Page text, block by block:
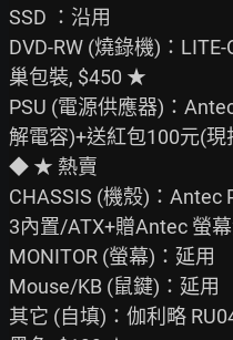
SSD ：沿用
DVD-RW (燒錄機)：
巢包裝, $450 ★
PSU (電源供應器)：
解電容)+送紅包100元(
◆ ★ 熱賣
CHASSIS (機殼)：
3內置/ATX+贈Antec 螢
MONITOR (螢幕)：延用
Mouse/KB (鼠鍵)：延用
其它 (自填)：伽利略